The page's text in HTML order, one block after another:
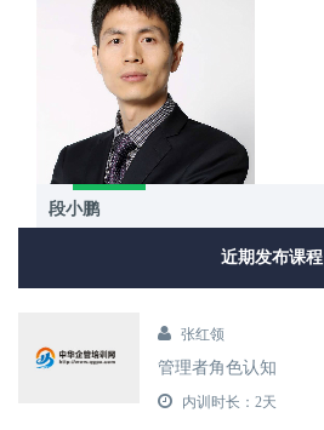
段小鹏
近期发布课程
张红领
管理者角色认知
内训时长：2天